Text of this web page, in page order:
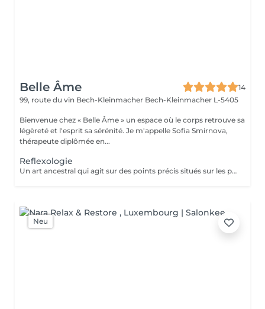
Belle Âme
14
99, route du vin Bech-Kleinmacher Bech-Kleinmacher L-5405
Bienvenue chez « Belle Âme » un espace où le corps retrouve sa
légèreté et l'esprit sa sérénité. Je m'appelle Sofia Smirnova,
thérapeute diplômée en...
Reflexologie
Un art ancestral qui agit sur des points précis situés sur les pieds, reliés aux organes et systèmes de l'organisme. La réflexologie aide à se détendre, améliore le bien-être général, restaure l'équilibre intérieur et active les processus naturels d'auto-régulation du corps.
Neu